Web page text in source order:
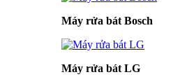
Máy rửa bát Bosch
Máy rửa bát LG